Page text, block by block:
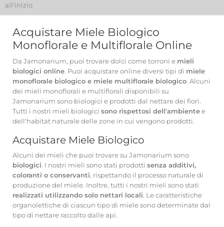
all'inizio
Acquistare Miele Biologico
Monoflorale e Multiflorale Online
Da Jamonarium, puoi trovare dolci come torroni e mieli
biologici online. Puoi acquistare online diversi tipi di miele
monoflorale biologico e miele multiflorale biologico. Alcuni
dei mieli monoflorali e multiflorali disponibili su
Jamonarium sono biologici e prodotti dal nettare dei fiori.
Tutti i nostri mieli biologici sono rispettosi dell'ambientee
dell'habitat naturale delle zone in cui vengono prodotti.
Acquistare Miele Biologico
Alcuni dei mieli che puoi trovare su Jamonarium sono
biologici. I nostri mieli sono stati prodotti senza additivi,
coloranti o conservanti, rispettando il processo naturale di
produzione del miele. Inoltre, tutti i nostri mieli sono stati
realizzati utilizzando solo nettari locali. Le caratteristiche
organolettiche di ciascun tipo di miele sono determinate dal
tipo di nettare raccolto dalle api.